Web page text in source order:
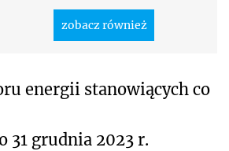
zobacz również
energii stanowiących co
31 grudnia 2023 r.